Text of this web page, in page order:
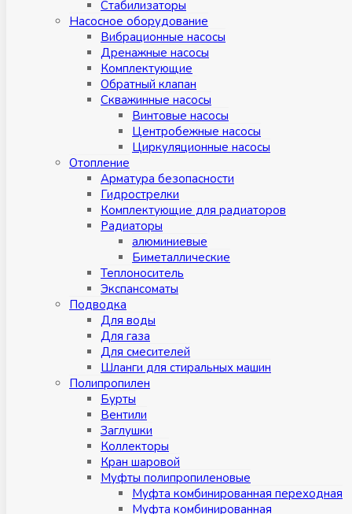
Стабилизаторы
Насосное оборудование
Вибрационные насосы
Дренажные насосы
Комплектующие
Обратный клапан
Скважинные насосы
Винтовые насосы
Центробежные насосы
Циркуляционные насосы
Отопление
Арматура безопасности
Гидрострелки
Комплектующие для радиаторов
Радиаторы
алюминиевые
Биметаллические
Теплоноситель
Экспансоматы
Подводка
Для воды
Для газа
Для смесителей
Шланги для стиральных машин
Полипропилен
Бурты
Вентили
Заглушки
Коллекторы
Кран шаровой
Муфты полипропиленовые
Муфта комбинированная переходная
Муфта комбинированная